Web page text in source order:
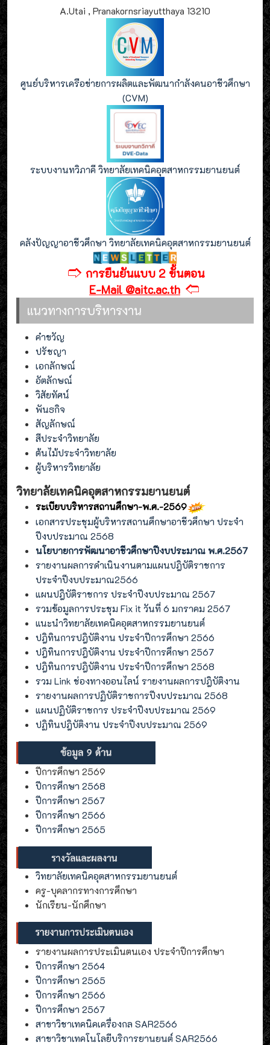
A.Utai , Pranakornsriayutthaya 13210
ศูนย์บริหารเครือข่ายการผลิตและพัฒนากำลังคนอาชีวศึกษา
(CVM)
ระบบงานทวิภาคี วิทยาลัยเทคนิคอุตสาหกรรมยานยนต์
คลังปัญญาอาชีวศึกษา วิทยาลัยเทคนิคอุตสาหกรรมยานยนต์
🢣 การยืนยันแบบ 2 ขั้นตอน
E-Mail @aitc.ac.th 🢢
แนวทางการบริหารงาน
คำขวัญ
ปรัชญา
เอกลักษณ์
อัตลักษณ์
วิสัยทัศน์
พันธกิจ
สัญลักษณ์
สีประจำวิทยาลัย
ต้นไม้ประจำวิทยาลัย
ผู้บริหารวิทยาลัย
วิทยาลัยเทคนิคอุตสาหกรรมยานยนต์
ระเบียบบริหารสถานศึกษา-พ.ศ.-2569
เอกสารประชุมผู้บริหารสถานศึกษาอาชีวศึกษา ประจำ
ปีงบประมาณ 2568
นโยบายการพัฒนาอาชีวศึกษาปีงบประมาณ พ.ศ.2567
รายงานผลการดำเนินงานตามแผนปฎิบัติราชการ
ประจำปีงบประมาณ2566
แผนปฎิบัติราชการ ประจำปีงบประมาณ 2567
รวมข้อมูลการประชุม Fix it วันที่ 6 มกราคม 2567
แนะนำวิทยาลัยเทคนิคอุตสาหกรรมยานยนต์
ปฎิทินการปฎิบัติงาน ประจำปีการศึกษา 2566
ปฎิทินการปฎิบัติงาน ประจำปีการศึกษา 2567
ปฎิทินการปฎิบัติงาน ประจำปีการศึกษา 2568
รวม Link ช่องทางออนไลน์ รายงานผลการปฎิบัติงาน
รายงานผลการปฏิบัติราชการปีงบประมาณ 2568
แผนปฏิบัติราชการ ประจำปีงบประมาณ 2569
ปฏิทินปฎิบัติงาน ประจำปีงบประมาณ 2569
ปีการศึกษา 2569
ปีการศึกษา 2568
ปีการศึกษา 2567
ปีการศึกษา 2566
ปีการศึกษา 2565
วิทยาลัยเทคนิคอุตสาหกรรมยานยนต์
ครู-บุคลากรทางการศึกษา
นักเรียน-นักศึกษา
รายงานผลการประเมินตนเอง ประจำปีการศึกษา
ปีการศึกษา 2564
ปีการศึกษา 2565
ปีการศึกษา 2566
ปีการศึกษา 2567
สาขาวิชาเทคนิคเครื่องกล SAR2566
สาขาวิชาเทคโนโลยีบริการยานยนต์ SAR2566